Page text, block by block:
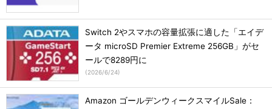
Switch 2やスマホの容量拡張に適した「エイデ
ータ microSD Premier Extreme 256GB」がセ
ールで8289円に
(2026/6/24)
Amazon ゴールデンウィークスマイルSale：